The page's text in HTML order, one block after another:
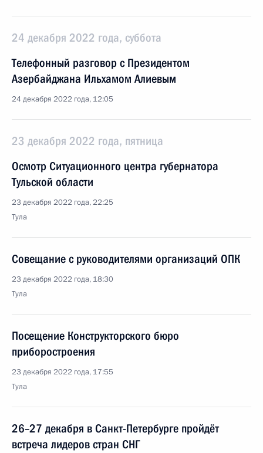
24 декабря 2022 года, суббота
Телефонный разговор с Президентом
Азербайджана Ильхамом Алиевым
24 декабря 2022 года, 12:05
23 декабря 2022 года, пятница
Осмотр Ситуационного центра губернатора
Тульской области
23 декабря 2022 года, 22:25
Тула
Совещание с руководителями организаций ОПК
23 декабря 2022 года, 18:30
Тула
Посещение Конструкторского бюро
приборостроения
23 декабря 2022 года, 17:55
Тула
26–27 декабря в Санкт-Петербурге пройдёт
встреча лидеров стран СНГ